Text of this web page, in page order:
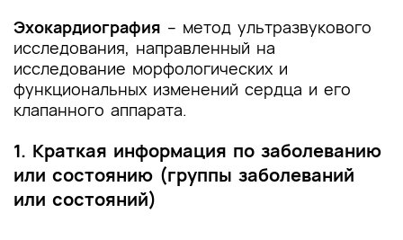
Эхокардиография – метод ультразвукового
исследования, направленный на
исследование морфологических и
функциональных изменений сердца и его
клапанного аппарата.
1. Краткая информация по заболеванию
или состоянию (группы заболеваний
или состояний)